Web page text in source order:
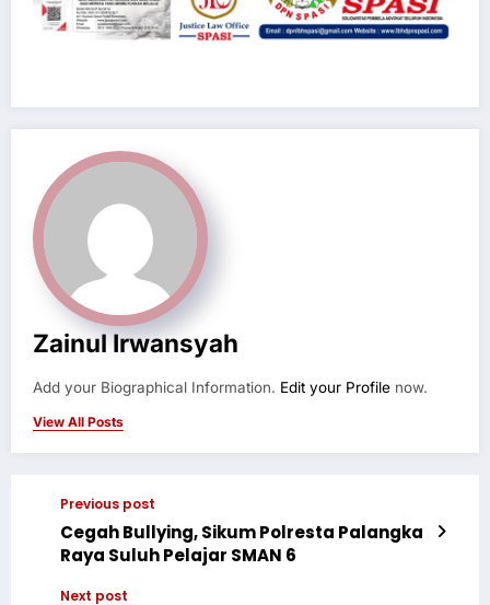
Zainul Irwansyah
Add your Biographical Information. Edit your Profile now.
View All Posts
Previous post
Cegah Bullying, Sikum Polresta Palangka
Raya Suluh Pelajar SMAN 6
Next post